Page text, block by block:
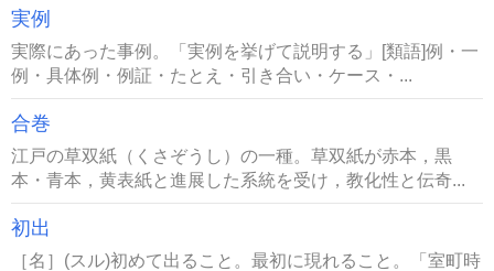
実例
実際にあった事例。「実例を挙げて説明する」[類語]例・一
例・具体例・例証・たとえ・引き合い・ケース・...
合巻
江戸の草双紙（くさぞうし）の一種。草双紙が赤本，黒
本・青本，黄表紙と進展した系統を受け，教化性と伝奇...
初出
［名］(スル)初めて出ること。最初に現れること。「室町時